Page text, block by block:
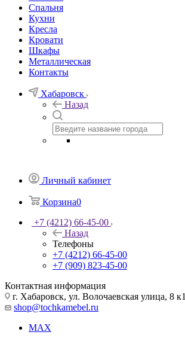
Спальня
Кухни
Кресла
Кровати
Шкафы
Металлическая
Контакты
Хабаровск
Назад
Личный кабинет
Корзина0
+7 (4212) 66-45-00
Назад
Телефоны
+7 (4212) 66-45-00
+7 (909) 823-45-00
Контактная информация
г. Хабаровск, ул. Волочаевская улица, 8 к1
shop@tochkamebel.ru
MAX